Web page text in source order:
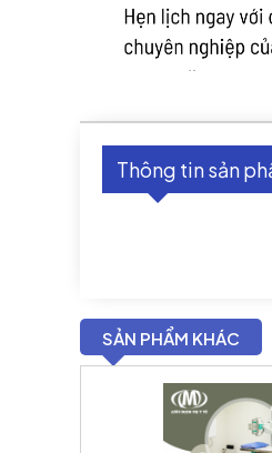
Thông tin sản
SẢN PHẨM KHÁC